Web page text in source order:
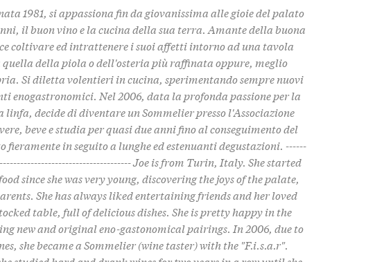
1981, si appassiona fin da giovanissima alle gioie del palato
il buon vino e la cucina della sua terra. Amante della buona
coltivare ed intrattenere i suoi affetti intorno ad una tavola
quella della piola o dell'osteria più raffinata oppure, meglio
Si diletta volentieri in cucina, sperimentando sempre nuovi
enogastronomici. Nel 2006, data la profonda passione per la
linfa, decide di diventare un Sommelier presso l'Associazione
beve e studia per quasi due anni fino al conseguimento del
in seguito a lunghe ed estenuanti degustazioni. ------
Joe is from Turin, Italy. She started
since she was very young, discovering the joys of the palate,
She has always liked entertaining friends and her loved
table, full of delicious dishes. She is pretty happy in the
new and original eno-gastonomical pairings. In 2006, due to
she became a Sommelier (wine taster) with the "F.i.s.a.r".